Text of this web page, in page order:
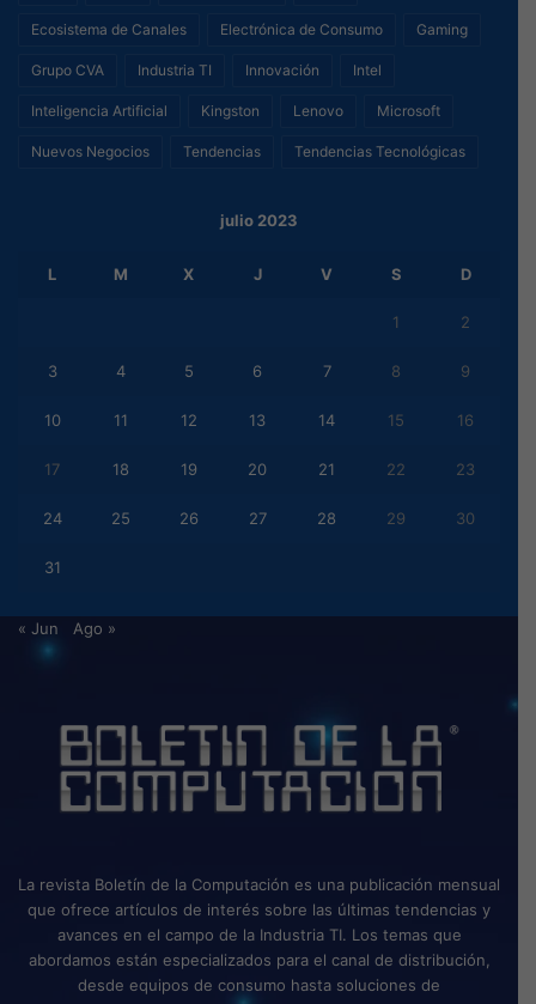
Ecosistema de Canales Electrónica de Consumo Gaming
Grupo CVA Industria TI Innovación Intel
Inteligencia Artificial Kingston Lenovo Microsoft
Nuevos Negocios Tendencias Tendencias Tecnológicas
julio 2023
L M X J V S D
1 2
3 4 5 6 7 8 9
10 11 12 13 14 15 16
17 18 19 20 21 22 23
24 25 26 27 28 29 30
31
« Jun Ago »
La revista Boletín de la Computación es una publicación mensual
que ofrece artículos de interés sobre las últimas tendencias y
avances en el campo de la Industria TI. Los temas que
abordamos están especializados para el canal de distribución,
desde equipos de consumo hasta soluciones de